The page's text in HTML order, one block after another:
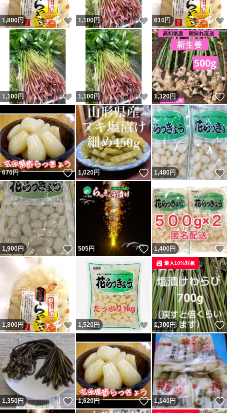
1,800円 いいね！
1,100円 いいね！
610円
1,100円 いいね！
1,100円 いいね！
1,320円
670円 いいね！
1,020円 いいね！
1,480円
1,900円 いいね！
505円 いいね！
1,400円
1,800円 いいね！
1,520円 いいね！
1,300円
最大10%対象
1,350円 いいね！
1,620円 いいね！
1,140円